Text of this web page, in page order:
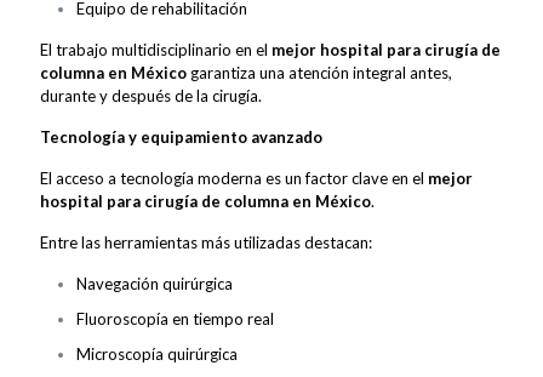
Equipo de rehabilitación
El trabajo multidisciplinario en el mejor hospital para cirugía de
columna en México garantiza una atención integral antes,
durante y después de la cirugía.
Tecnología y equipamiento avanzado
El acceso a tecnología moderna es un factor clave en el mejor
hospital para cirugía de columna en México.
Entre las herramientas más utilizadas destacan:
Navegación quirúrgica
Fluoroscopía en tiempo real
Microscopía quirúrgica